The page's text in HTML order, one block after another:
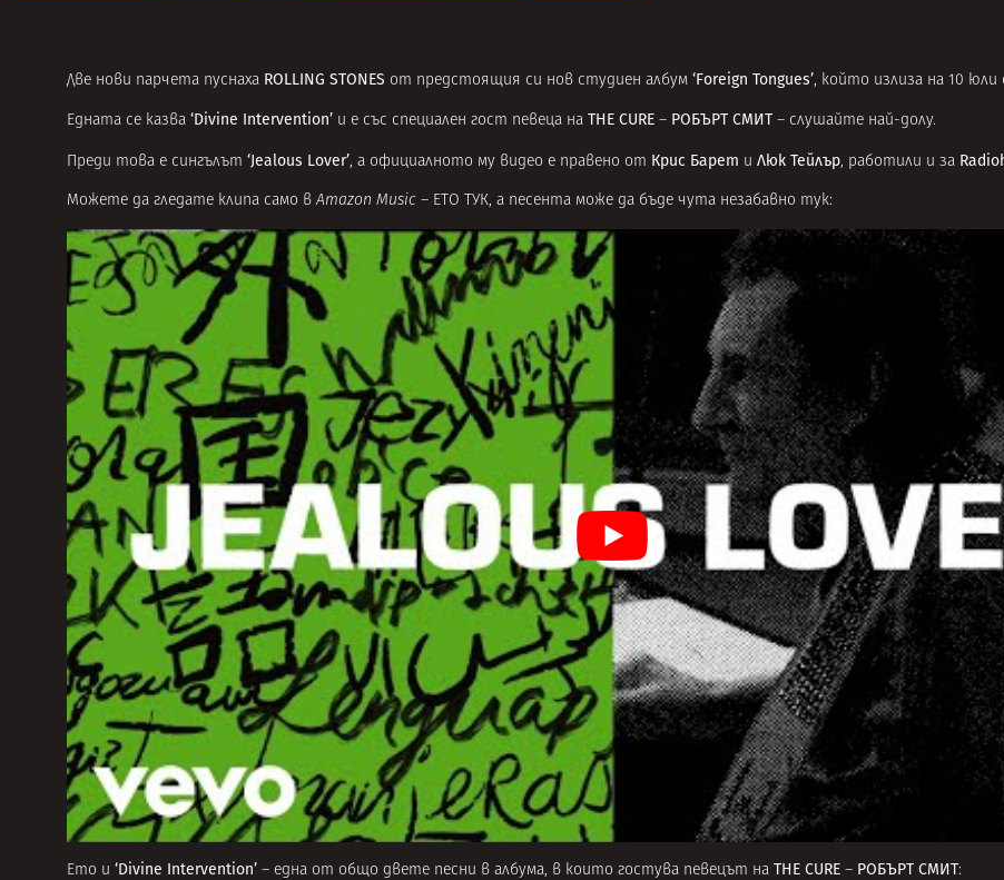
Две нови парчета пуснаха ROLLING STONES от предстоящия си нов студиен албум ‘Foreign Tongues’, който излиза на 10 юли
Едната се казва ‘Divine Intervention’ и е със специален гост певеца на THE CURE – РОБЪРТ СМИТ – слушайте най-долу.
Преди това е сингълът ‘Jealous Lover’, а официалното му видео е правено от Крис Барет и Люк Тейлър, работили и за
Можете да гледате клипа само в Amazon Music – ЕТО ТУК, а песента може да бъде чута незабавно тук:
Ето и ‘Divine Intervention’ – една от общо двете песни в албума, в които гостува певецът на THE CURE – РОБЪРТ СМИТ: